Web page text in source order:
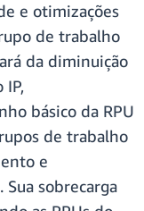
e otimizações
de trabalho
da diminuição
IP,
básico da RPU
de trabalho
e
Sua sobrecarga